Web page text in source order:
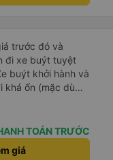
trước đó và
đi xe buýt tuyệt
buýt khởi hành và
khá ổn (mặc dù
Nam ^^), và chỗ
TOÁN TRƯỚC
giá